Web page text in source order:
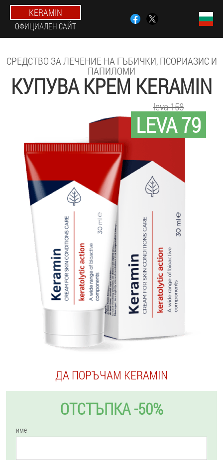
KERAMIN
ОФИЦИАЛЕН САЙТ
СРЕДСТВО ЗА ЛЕЧЕНИЕ НА ГЪБИЧКИ, ПСОРИАЗИС И
ПАПИЛОМИ
КУПУВА КРЕМ KERAMIN
LEVA 79
leva 158
ДА ПОРЪЧАМ KERAMIN
ОТСТЪПКА -50%
име